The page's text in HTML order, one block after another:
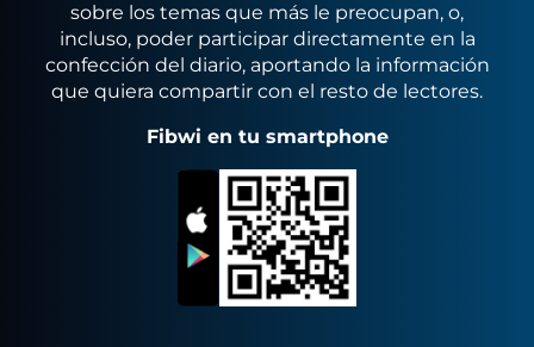
sobre los temas que más le preocupan, o,
incluso, poder participar directamente en la
confección del diario, aportando la información
que quiera compartir con el resto de lectores.
Fibwi en tu smartphone